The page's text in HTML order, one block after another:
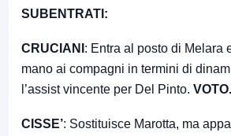
SUBENTRATI:
CRUCIANI : Entra al posto di Melara
mano ai compagni in termini di
l’assist vincente per Del Pinto.
CISSE’: Sostituisce Marotta, ma